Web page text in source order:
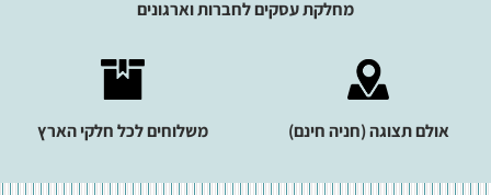
מחלקת עסקים לחברות וארגונים
אולם תצוגה (חניה חינם) משלוחים לכל חלקי הארץ